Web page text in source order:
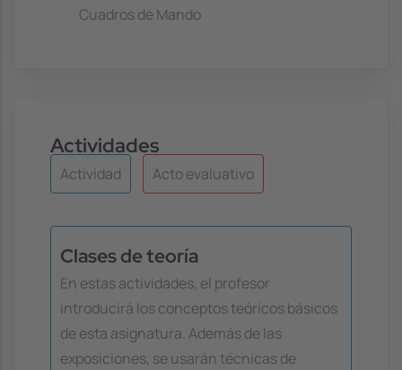
Cuadros de Mando
Actividades
Actividad Acto evaluativo
Clases de teoría
En estas actividades, el profesor
introducirá los conceptos teóricos básicos
de esta asignatura. Además de las
exposiciones, se usarán técnicas de